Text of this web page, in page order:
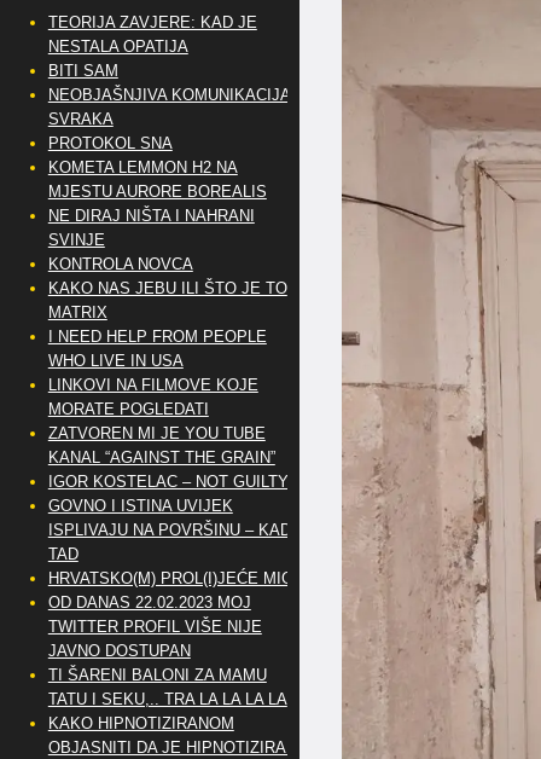
TEORIJA ZAVJERE: KAD JE
NESTALA OPATIJA
BITI SAM
NEOBJAŠNJIVA KOMUNIKACIJA
SVRAKA
PROTOKOL SNA
KOMETA LEMMON H2 NA
MJESTU AURORE BOREALIS
NE DIRAJ NIŠTA I NAHRANI
SVINJE
KONTROLA NOVCA
KAKO NAS JEBU ILI ŠTO JE TO
MATRIX
I NEED HELP FROM PEOPLE
WHO LIVE IN USA
LINKOVI NA FILMOVE KOJE
MORATE POGLEDATI
ZATVOREN MI JE YOU TUBE
KANAL “AGAINST THE GRAIN”
IGOR KOSTELAC – NOT GUILTY
GOVNO I ISTINA UVIJEK
ISPLIVAJU NA POVRŠINU – KAD
TAD
HRVATSKO(M) PROL(I)JEĆE MIG
OD DANAS 22.02.2023 MOJ
TWITTER PROFIL VIŠE NIJE
JAVNO DOSTUPAN
TI ŠARENI BALONI ZA MAMU
TATU I SEKU,.. TRA LA LA LA LA
KAKO HIPNOTIZIRANOM
OBJASNITI DA JE HIPNOTIZIRAN